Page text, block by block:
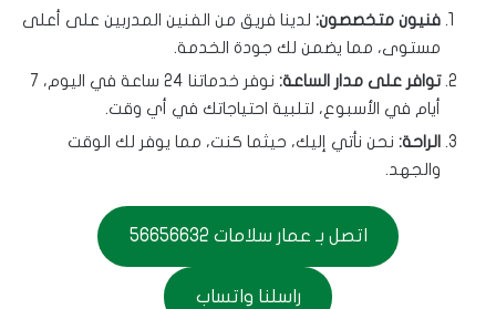
فنيون متخصصون: لدينا فريق من الفنين المدربين على أعلى
مستوى، مما يضمن لك جودة الخدمة.
توافر على مدار الساعة:
نوفر خدماتنا 24 ساعة في اليوم، 7
أيام في الأسبوع، لتلبية احتياجاتك في أي وقت.
الراحة: نحن نأتي إليك، حيثما كنت، مما يوفر لك الوقت
والجهد.
اتصل بـ عمار سلامات 56656632
راسلنا واتساب